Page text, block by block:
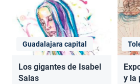
Guadalajara capital
Los gigantes de Isabel
Salas
y la